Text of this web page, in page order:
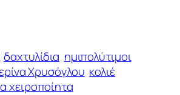
δαχτυλίδια ημιπολύτιμοι
Χρυσόγλου κολιέ
χειροποίητα